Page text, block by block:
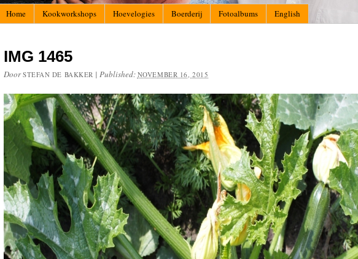
Home Kookworkshops Hoevelogies Boerderij Fotoalbums English
IMG 1465
DoorSTEFAN DE BAKKER | Published: NOVEMBER 16, 2015